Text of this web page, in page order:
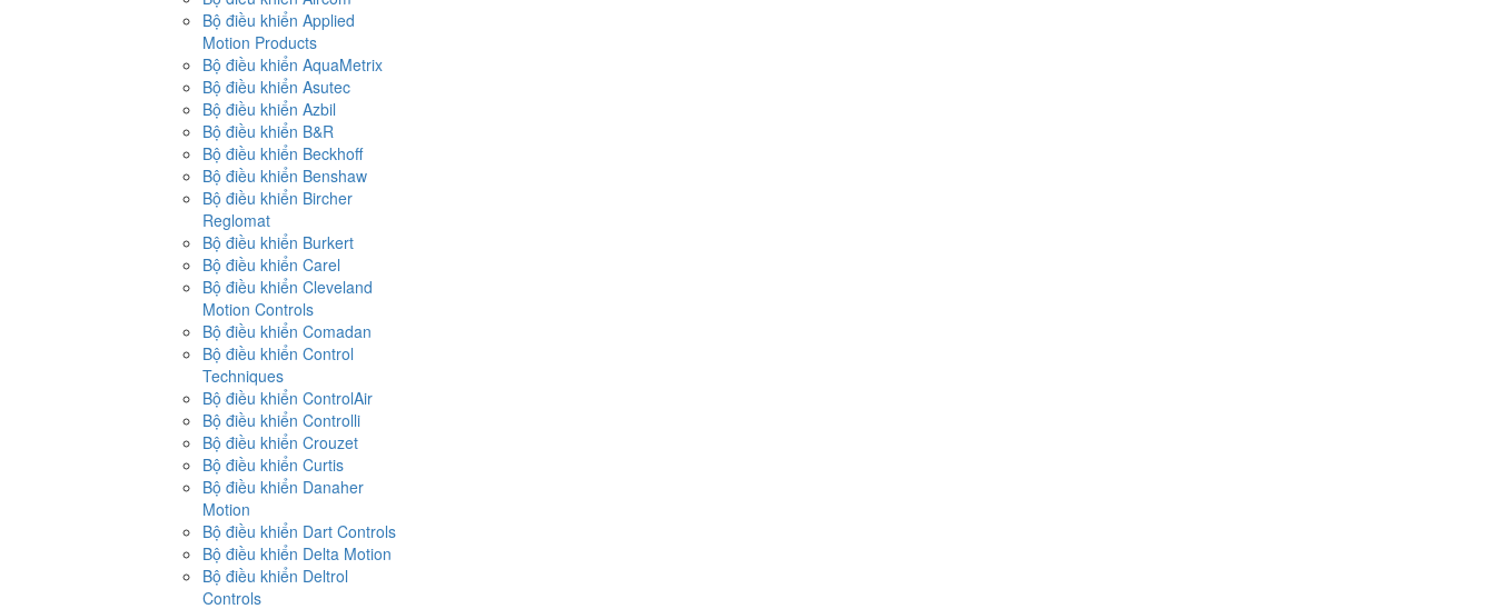
Bộ điều khiển Applied
Motion Products
Bộ điều khiển AquaMetrix
Bộ điều khiển Asutec
Bộ điều khiển Azbil
Bộ điều khiển B&R
Bộ điều khiển Beckhoff
Bộ điều khiển Benshaw
Bộ điều khiển Bircher
Reglomat
Bộ điều khiển Burkert
Bộ điều khiển Carel
Bộ điều khiển Cleveland
Motion Controls
Bộ điều khiển Comadan
Bộ điều khiển Control
Techniques
Bộ điều khiển ControlAir
Bộ điều khiển Controlli
Bộ điều khiển Crouzet
Bộ điều khiển Curtis
Bộ điều khiển Danaher
Motion
Bộ điều khiển Dart Controls
Bộ điều khiển Delta Motion
Bộ điều khiển Deltrol
Controls